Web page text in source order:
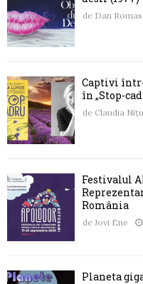
de Dan
Captivi
în „Stop-
de Claudia Nițu
Festivalul
România
de Jovi Ene
Planeta